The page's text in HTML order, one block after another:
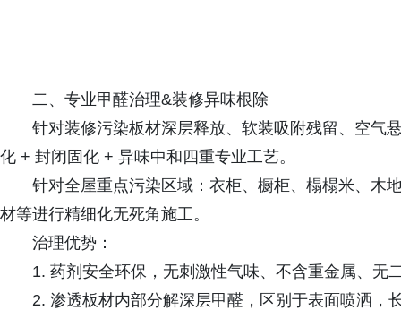
二、专业甲醛治理&装修异味根除
针对装修污染板材深层释放、软装吸附残留、空气
化 + 封闭固化 + 异味中和四重专业工艺。
针对全屋重点污染区域：衣柜、橱柜、榻榻米、木
材等进行精细化无死角施工。
治理优势：
1. 药剂安全环保，无刺激性气味、不含重金属、无
2. 渗透板材内部分解深层甲醛，区别于表面喷洒，